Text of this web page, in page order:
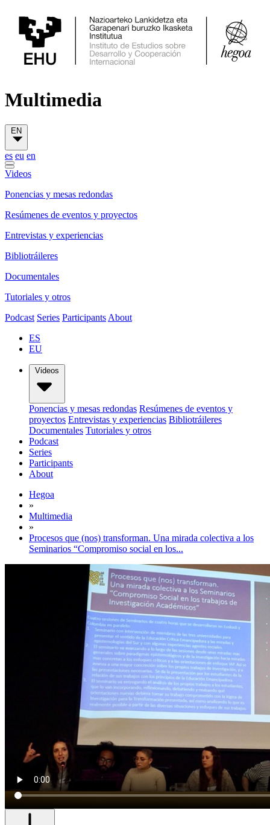
Multimedia
EN
es eu en
Videos
Ponencias y mesas redondas
Resúmenes de eventos y proyectos
Entrevistas y experiencias
Bibliotráileres
Documentales
Tutoriales y otros
Podcast Series Participants About
ES
EU
Videos
Ponencias y mesas redondas Resúmenes de eventos y
proyectos Entrevistas y experiencias Bibliotráileres
Documentales Tutoriales y otros
Podcast
Series
Participants
About
Hegoa
»
Multimedia
»
Procesos que (nos) transforman. Una mirada colectiva a los
Seminarios “Compromiso social en los...